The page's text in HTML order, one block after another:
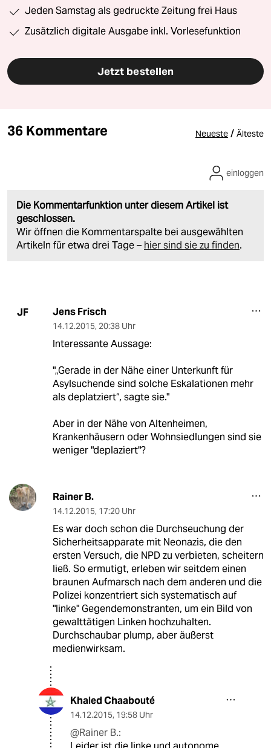
Jeden Samstag als gedruckte Zeitung frei Haus
Zusätzlich digitale Ausgabe inkl. Vorlesefunktion
Jetzt bestellen
36 Kommentare Neueste / Älteste
Die Kommentarfunktion unter diesem Artikel ist
geschlossen.
Wir öffnen die Kommentarspalte bei ausgewählten
Artikeln für etwa drei Tage – hier sind sie zu finden.
einloggen
JF Jens Frisch
14.12.2015, 20:38 Uhr
Interessante Aussage:
"„Gerade in der Nähe einer Unterkunft für
Asylsuchende sind solche Eskalationen mehr
als deplatziert“, sagte sie."
Aber in der Nähe von Altenheimen,
Krankenhäusern oder Wohnsiedlungen sind sie
weniger "deplaziert"?
Rainer B.
14.12.2015, 17:20 Uhr
Es war doch schon die Durchseuchung der
Sicherheitsapparate mit Neonazis, die den
ersten Versuch, die NPD zu verbieten, scheitern
ließ. So ermutigt, erleben wir seitdem einen
braunen Aufmarsch nach dem anderen und die
Polizei konzentriert sich systematisch auf
"linke" Gegendemonstranten, um ein Bild von
gewalttätigen Linken hochzuhalten.
Durchschaubar plump, aber äußerst
medienwirksam.
Khaled Chaabouté
14.12.2015, 19:58 Uhr
@Rainer B.: